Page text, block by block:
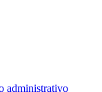
administrativo